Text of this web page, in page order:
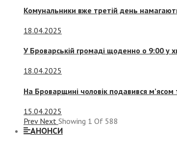
Комунальники вже третій день
18.04.2025
У Броварській громаді щоденно о 9:00 у
18.04.2025
На Броварщині чоловік подавився
15.04.2025
Prev Next Showing 1 Of 588
АНОНСИ